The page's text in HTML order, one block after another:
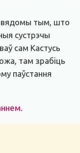
вядомы тым, што
сустрэчы
сам Кастусь
там зрабiць
паўстання